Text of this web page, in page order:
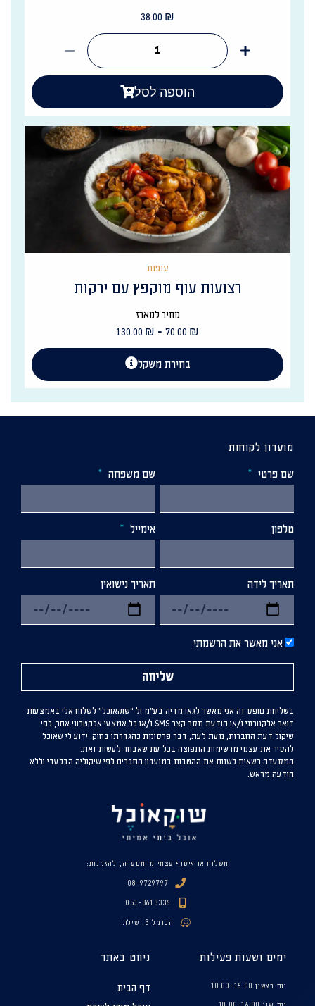
38.00 ₪
הוספה לסל
עופות
רצועות עוף מוקפץ עם ירקות
מחיר למארז
70.00 ₪
-
130.00 ₪
בחירת משקל
משלוח או איסוף עצמי מהמסעדה, להזמנות:
08-9729797
050-3613336
הכרמל 3, שילת
ימים ושעות פעילות
יום ראשון 10:00-16:00
ניווט באתר
דף הבית
מועדון לקוחות
שם פרטי
שם משפחה
טלפון אימייל
תאריך לידה תאריך נישואין
אני מאשר את הרשמתי
שליחה
בשליחת טופס זה אני מאשר לגאו מדיה בע”מ ול “שוקאוכל” לשלוח אלי באמצעות
דואר אלקטרוני ו/או הודעת מסר קצר SMS ו/או כל אמצעי אלקטרוני אחר, לפי
שיקול דעת החברות, מעת לעת, דבר פרסומת כהגדרתו בחוק. ידוע לי שאוכל
להסיר את עצמי מרשימות התפוצה בכל עת שאבחר לעשות זאת.
המסעדה רשאית לשנות את ההטבות במועדון החברים לפי שיקוליה הבלעדי וללא
הודעה מראש.